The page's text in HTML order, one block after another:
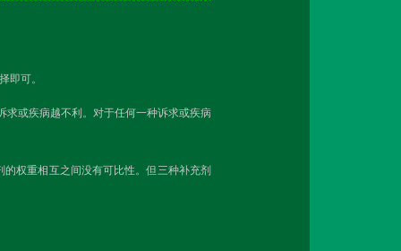
即可。
求或疾病越不利。对于任何一种诉求或疾病
权重相互之间没有可比性。但三种补充剂